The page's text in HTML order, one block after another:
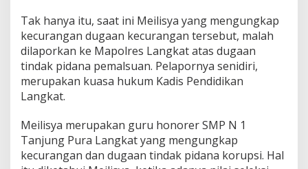
Tak hanya itu, saat ini Meilisya yang mengungkap
kecurangan dugaan kecurangan tersebut, malah
dilaporkan ke Mapolres Langkat atas dugaan
tindak pidana pemalsuan. Pelapornya senidiri,
merupakan kuasa hukum Kadis Pendidikan
Langkat.
Meilisya merupakan guru honorer SMP N 1
Tanjung Pura Langkat yang mengungkap
kecurangan dan dugaan tindak pidana korupsi. Hal